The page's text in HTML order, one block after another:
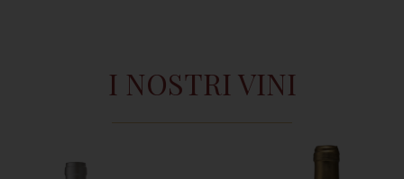
I NOSTRI VINI